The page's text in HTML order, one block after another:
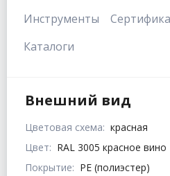
Инструменты
Каталоги
Внешний вид
Цветовая схема: красная
Цвет: RAL 3005 красное вино
Покрытие: PE (полиэстер)